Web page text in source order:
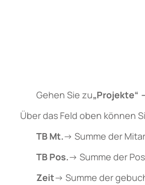
Gehen Sie zu„Projekte“
Über das Feld oben können
TB Mt.→ Summe der
TB Pos.→ Summe der
Zeit→ Summe der